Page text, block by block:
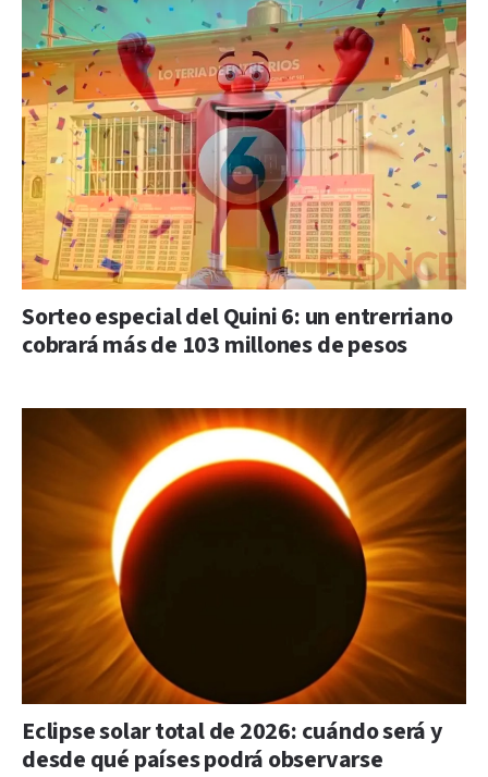
Sorteo especial del Quini 6: un entrerriano
cobrará más de 103 millones de pesos
Eclipse solar total de 2026: cuándo será y
desde qué países podrá observarse